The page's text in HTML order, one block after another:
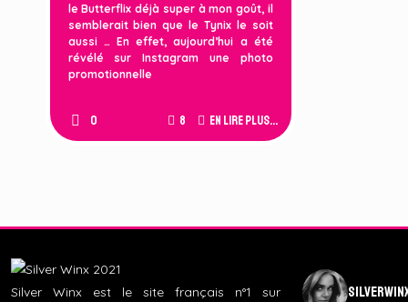
le Butterflix déjà super à mon goût, il
semblerait bien que le Tynix le soit
aussi … En effet, aujourd’hui a été
révélé sur Instagram une photo
promotionnelle
0 8 En lire plus...
Silver Winx est le site français n°1 sur